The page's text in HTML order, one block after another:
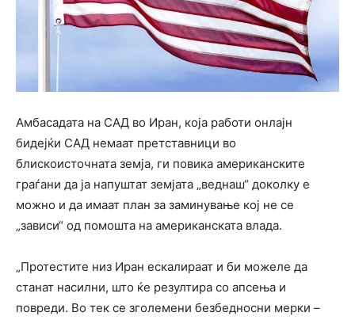
Амбасадата на САД во Иран, која работи онлајн
бидејќи САД немаат претставници во
блискоисточната земја, ги повика американските
граѓани да ја напуштат земјата „веднаш“ доколку е
можно и да имаат план за заминување кој не се
„зависи“ од помошта на американската влада.
„Протестите низ Иран ескалираат и би можеле да
станат насилни, што ќе резултира со апсења и
повреди. Во тек се зголемени безбедносни мерки –